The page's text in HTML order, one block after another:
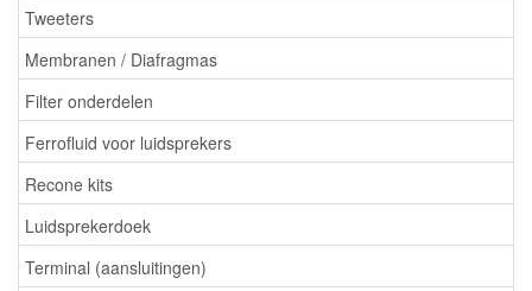
Tweeters
Membranen / Diafragmas
Filter onderdelen
Ferrofluid voor luidsprekers
Recone kits
Luidsprekerdoek
Terminal (aansluitingen)